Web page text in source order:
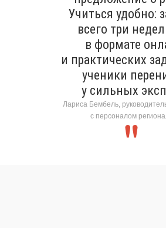
Учиться удобно:
всего три
в формате
и практических
ученики
у сильных
Лариса Бембель,
с персоналом